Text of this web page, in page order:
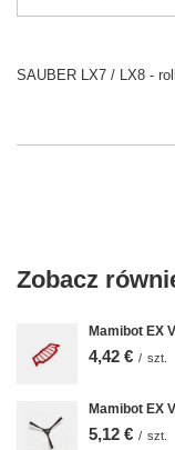
SAUBER LX7 / LX8 -
Zobacz
Mamibot EX
4,42 € / szt.
Mamibot EX
5,12 € / szt.